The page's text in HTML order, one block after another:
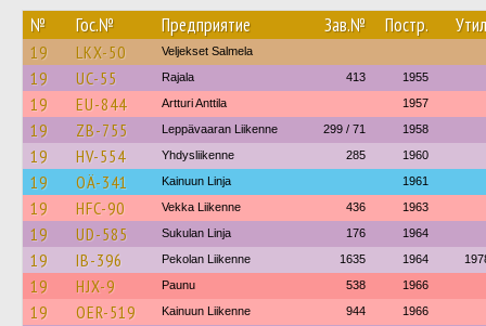
№ Гос.№ Предприятие Зав.№ Постр.
19 LKX-50 Veljekset Salmela
19 UC-55 Rajala 413 1955
19 EU-844 Artturi Anttila 1957
19 ZB-755 Leppävaaran Liikenne 299 / 71 1958
19 HV-554 Yhdysliikenne 285 1960
19 OÄ-341 Kainuun Linja 1961
19 HFC-90 Vekka Liikenne 436 1963
19 UD-585 Sukulan Linja 176 1964
19 IB-396 Pekolan Liikenne 1635 1964
19 HJX-9 Paunu 538 1966
19 OER-519 Kainuun Liikenne 944 1966